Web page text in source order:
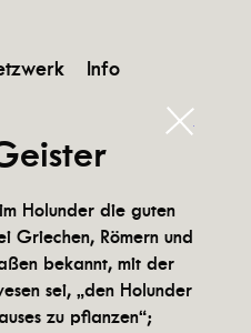
Info
Holunder die guten
Griechen, Römern und
bekannt, mit der
sei, „den Holunder
zu pflanzen“;